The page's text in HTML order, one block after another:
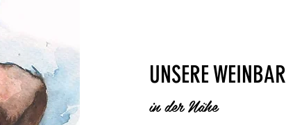
UNSERE WEINBAR
in der Nähe